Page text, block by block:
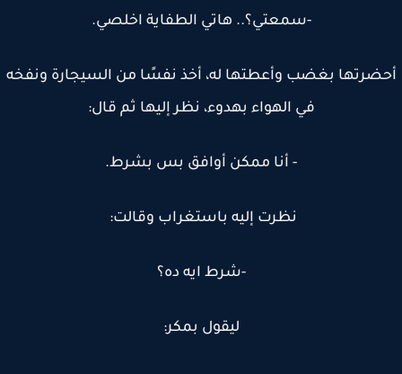
-سمعتي؟.. هاتي الطفاية اخلصي.
بغضب وأعطتها له، أخذ نفسًا من السيجارة ونفخه
في الهواء بهدوء، نظر إليها ثم قال:
- أنا ممكن أوافق بس بشرط.
نظرت إليه باستغراب وقالت:
-شرط ايه ده؟
ليقول بمكر: